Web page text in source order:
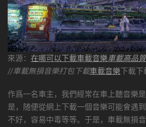
來源： 在哪可以下載車載音樂車載高品
//車載無損音樂打包下載車載音樂下載
作爲一名車主，我們經常在車上聽音樂
是，随便從網上下載一個音樂可能會遇
不好，容易中毒等等。于是，車載無損